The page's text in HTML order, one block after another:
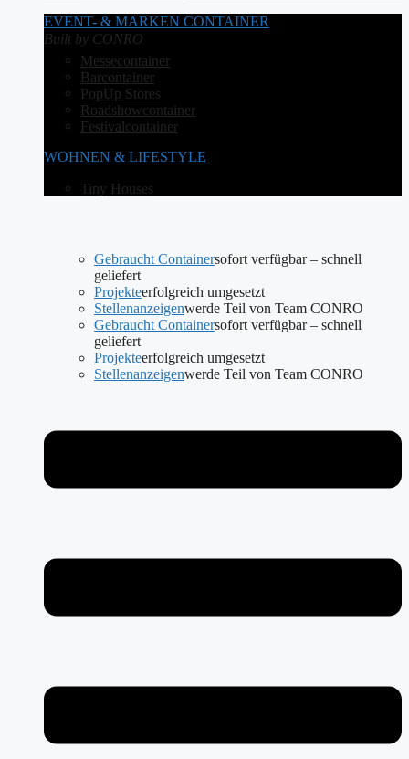
EVENT- & MARKEN CONTAINER
Built by CONRO
Messecontainer
Barcontainer
PopUp Stores
Roadshowcontainer
Festivalcontainer
WOHNEN & LIFESTYLE
Tiny Houses
Gebraucht Containersofort verfügbar – schnell
geliefert
Projekteerfolgreich umgesetzt
Stellenanzeigenwerde Teil von Team CONRO
Gebraucht Containersofort verfügbar – schnell
geliefert
Projekteerfolgreich umgesetzt
Stellenanzeigenwerde Teil von Team CONRO